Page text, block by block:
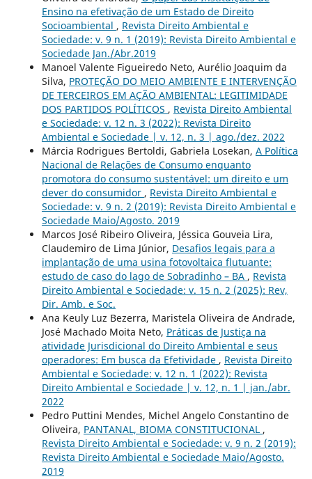
Ensino na efetivação de um Estado de Direito
Socioambiental , Revista Direito Ambiental e
Sociedade: v. 9 n. 1 (2019): Revista Direito Ambiental e
Sociedade Jan./Abr.2019
Manoel Valente Figueiredo Neto, Aurélio Joaquim da
Silva, PROTEÇÃO DO MEIO AMBIENTE E INTERVENÇÃO
DE TERCEIROS EM AÇÃO AMBIENTAL: LEGITIMIDADE
DOS PARTIDOS POLÍTICOS , Revista Direito Ambiental
e Sociedade: v. 12 n. 3 (2022): Revista Direito
Ambiental e Sociedade | v. 12, n. 3 | ago./dez. 2022
Márcia Rodrigues Bertoldi, Gabriela Losekan, A Política
Nacional de Relações de Consumo enquanto
promotora do consumo sustentável: um direito e um
dever do consumidor , Revista Direito Ambiental e
Sociedade: v. 9 n. 2 (2019): Revista Direito Ambiental e
Sociedade Maio/Agosto. 2019
Marcos José Ribeiro Oliveira, Jéssica Gouveia Lira,
Claudemiro de Lima Júnior, Desafios legais para a
implantação de uma usina fotovoltaica flutuante:
estudo de caso do lago de Sobradinho – BA , Revista
Direito Ambiental e Sociedade: v. 15 n. 2 (2025): Rev,
Dir. Amb. e Soc.
Ana Keuly Luz Bezerra, Maristela Oliveira de Andrade,
José Machado Moita Neto, Práticas de Justiça na
atividade Jurisdicional do Direito Ambiental e seus
operadores: Em busca da Efetividade , Revista Direito
Ambiental e Sociedade: v. 12 n. 1 (2022): Revista
Direito Ambiental e Sociedade | v. 12, n. 1 | jan./abr.
2022
Pedro Puttini Mendes, Michel Angelo Constantino de
Oliveira, PANTANAL, BIOMA CONSTITUCIONAL ,
Revista Direito Ambiental e Sociedade: v. 9 n. 2 (2019):
Revista Direito Ambiental e Sociedade Maio/Agosto.
2019